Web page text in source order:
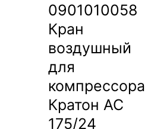
0901010058
Кран
воздушный
для
компрессора
Кратон AC
175/24